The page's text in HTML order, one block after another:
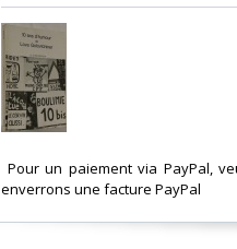
Pour un paiement via PayPal,
enverrons une facture PayPal‎